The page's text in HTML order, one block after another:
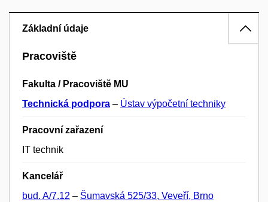
Základní údaje
Pracoviště
Fakulta / Pracoviště MU
Technická podpora – Ústav výpočetní techniky
Pracovní zařazení
IT technik
Kancelář
bud. A/7.12 – Šumavská 525/33, Veveří, Brno